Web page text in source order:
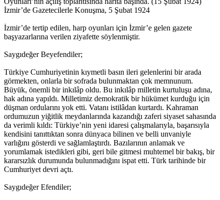
İzmir’de Gazetecilerle Konuşma, 5 Şubat 1924
İzmir’de tertip edilen, harp oyunları için İzmir’e gelen gazete
başyazarlarına verilen ziyafette söylenmiştir.
Saygıdeğer Beyefendiler;
Türkiye Cumhuriyetinin kıymetli basın ileri gelenlerini bir arada
görmekten, onlarla bir sofrada bulunmaktan çok memnunum.
Büyük, önemli bir inkılâp oldu. Bu inkılâp milletin kurtuluşu adına,
hak adına yapıldı. Milletimiz demokratik bir hükümet kurduğu için
düşman ordularını yok etti. Vatanı istilâdan kurtardı. Kahraman
ordumuzun yiğitlik meydanlarında kazandığı zaferi siyaset sahasında
da verimli kıldı: Türkiye’nin yeni idaresi çalışmalarıyla, başarısıyla
kendisini tanıttıktan sonra dünyaca bilinen ve belli unvaniyle
varlığını gösterdi ve sağlamlaştırdı. Bazılarının anlamak ve
yorumlamak istedikleri gibi, geri bile gitmesi muhtemel bir bakış, bir
kararsızlık durumunda bulunmadığını ispat etti. Türk tarihinde bir
Cumhuriyet devri açtı.
Saygıdeğer Efendiler;